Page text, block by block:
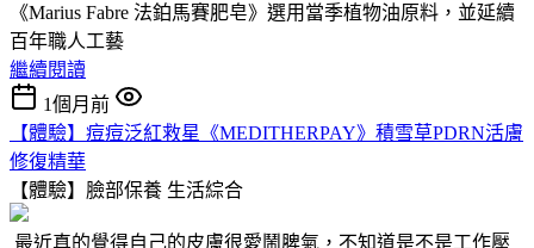
《Marius Fabre 法鉑馬賽肥皂》選用當季植物油原料，並延續
百年職人工藝
繼續閱讀
1個月前
【體驗】痘痘泛紅救星《MEDITHERPAY》積雪草PDRN活膚
修復精華
【體驗】臉部保養 生活綜合
最近真的覺得自己的皮膚很愛鬧脾氣，不知道是不是工作壓